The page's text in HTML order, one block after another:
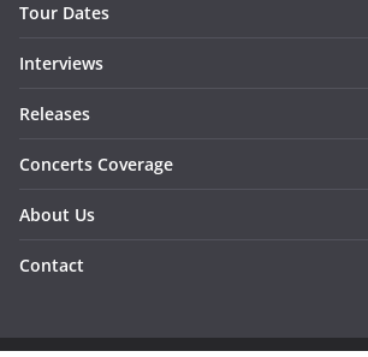
Tour Dates
Interviews
Releases
Concerts Coverage
About Us
Contact